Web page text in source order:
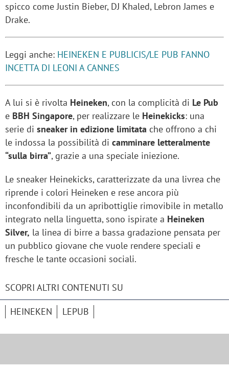
spicco come Justin Bieber, DJ Khaled, Lebron James e
Drake.
Leggi anche: HEINEKEN E PUBLICIS/LE PUB FANNO
INCETTA DI LEONI A CANNES
A lui si è rivolta Heineken, con la complicità di Le Pub
e BBH Singapore, per realizzare le Heinekicks: una
serie di sneaker in edizione limitata che offrono a chi
le indossa la possibilità di camminare letteralmente
“sulla birra”, grazie a una speciale iniezione.
Le sneaker Heinekicks, caratterizzate da una livrea che
riprende i colori Heineken e rese ancora più
inconfondibili da un apribottiglie rimovibile in metallo
integrato nella linguetta, sono ispirate a Heineken
Silver, la linea di birre a bassa gradazione pensata per
un pubblico giovane che vuole rendere speciali e
fresche le tante occasioni sociali.
SCOPRI ALTRI CONTENUTI SU
HEINEKEN LEPUB